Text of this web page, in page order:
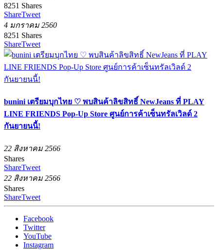
8251 Shares
ShareTweet
4 มกราคม 2560
8251 Shares
ShareTweet
bunini เตรียมบุกไทย ♡ พบสินค้าลิขสิทธิ์ NewJeans ที่ PLAY
LINE FRIENDS Pop-Up Store ศูนย์การค้าเซ็นทรัลเวิลด์ 2
กันยายนนี้!
22 สิงหาคม 2566
Shares
ShareTweet
22 สิงหาคม 2566
Shares
ShareTweet
Facebook
Twitter
YouTube
Instagram